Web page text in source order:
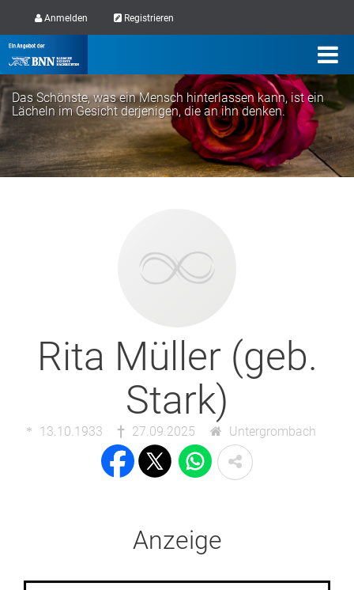
Anmelden Registrieren
Das Schönste, was ein Mensch hinterlassen kann, ist ein
Lächeln im Gesicht derjenigen, die an ihn denken.
Rita Müller (geb.
Stark)
13.10.1933 27.09.2025 Untergrombach
Anzeige